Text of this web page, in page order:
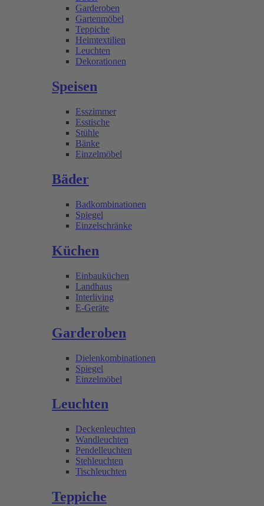
Garderoben
Gartenmöbel
Teppiche
Heimtextilien
Leuchten
Dekorationen
Speisen
Esszimmer
Esstische
Stühle
Bänke
Einzelmöbel
Bäder
Badkombinationen
Spiegel
Einzelschränke
Küchen
Einbauküchen
Landhaus
Interliving
E-Geräte
Garderoben
Dielenkombinationen
Spiegel
Einzelmöbel
Leuchten
Deckenleuchten
Wandleuchten
Pendelleuchten
Stehleuchten
Tischleuchten
Teppiche